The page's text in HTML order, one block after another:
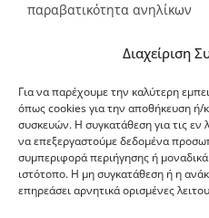
Διαχείριση
Για να παρέχουμε την καλύτερη
όπως cookies για την αποθήκευση ή/
συσκευών. Η συγκατάθεση για τις εν
να επεξεργαστούμε δεδομένα
συμπεριφορά περιήγησης ή
ιστότοπο. Η μη συγκατάθεση ή η
επηρεάσει αρνητικά ορισμένες
παραβατικότητα ανηλίκων
G-point.gr